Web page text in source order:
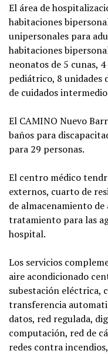
El área de
habitaciones
unipersonales para
habitaciones
neonatos de 5 cunas,
pediátrico, 8 unidades
de cuidados
El CAMINO Nuevo
baños para
para 29 personas.
El centro médico
externos, cuarto de
de almacenamiento
tratamiento para las
hospital.
Los servicios
aire acondicionado
subestación eléctrica,
transferencia
datos, red regulada,
computación, red de
redes contra